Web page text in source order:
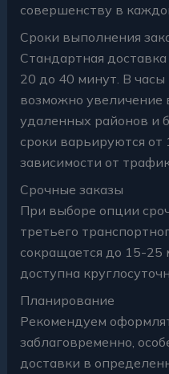
совершенству в
Сроки выполнения
Стандартная
20 до 40 минут. В часы
возможно
удаленных районов и
сроки варьируются от
зависимости от
Срочные заказы
При выборе опции
третьего
сокращается до 15-25
доступна
Планирование
Рекомендуем
заблаговременно,
доставки в